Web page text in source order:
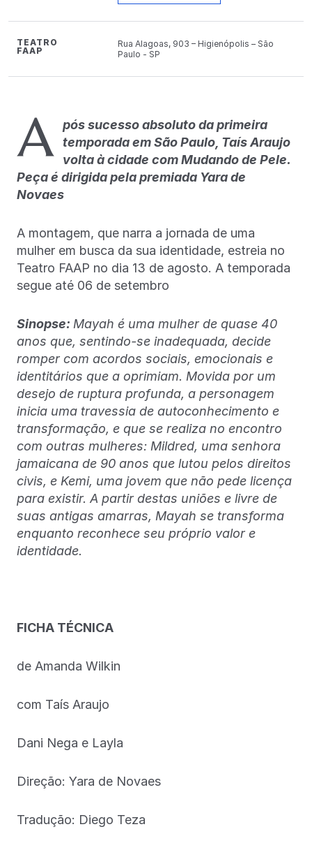
TEATRO
FAAP
Rua Alagoas, 903 – Higienópolis – São
Paulo - SP
A pós sucesso absoluto da primeira
temporada em São Paulo, Taís Araujo
volta à cidade com Mudando de Pele.
Peça é dirigida pela premiada Yara de
Novaes
A montagem, que narra a jornada de uma
mulher em busca da sua identidade, estreia no
Teatro FAAP no dia 13 de agosto. A temporada
segue até 06 de setembro
Sinopse: Mayah é uma mulher de quase 40
anos que, sentindo-se inadequada, decide
romper com acordos sociais, emocionais e
identitários que a oprimiam. Movida por um
desejo de ruptura profunda, a personagem
inicia uma travessia de autoconhecimento e
transformação, e que se realiza no encontro
com outras mulheres: Mildred, uma senhora
jamaicana de 90 anos que lutou pelos direitos
civis, e Kemi, uma jovem que não pede licença
para existir. A partir destas uniões e livre de
suas antigas amarras, Mayah se transforma
enquanto reconhece seu próprio valor e
identidade.
FICHA TÉCNICA
de Amanda Wilkin
com Taís Araujo
Dani Nega e Layla
Direção: Yara de Novaes
Tradução: Diego Teza